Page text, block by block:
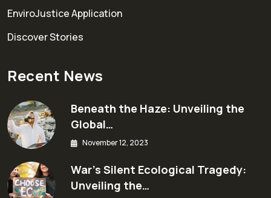
EnviroJustice Application
Discover Stories
Recent News
Beneath the Haze: Unveiling the
Global…
November 12, 2023
War’s Silent Ecological Tragedy:
Unveiling the…